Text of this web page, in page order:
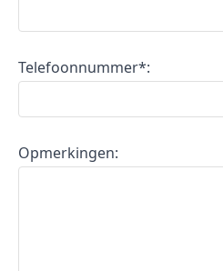
Telefoonnummer*:
Opmerkingen: